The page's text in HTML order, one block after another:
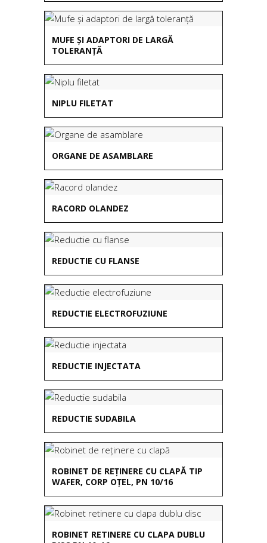
MUFE ȘI ADAPTORI DE LARGĂ
TOLERANȚĂ
NIPLU FILETAT
ORGANE DE ASAMBLARE
RACORD OLANDEZ
REDUCTIE CU FLANSE
REDUCTIE ELECTROFUZIUNE
REDUCTIE INJECTATA
REDUCTIE SUDABILA
ROBINET DE REȚINERE CU CLAPĂ TIP
WAFER, CORP OȚEL, PN 10/16
ROBINET RETINERE CU CLAPA DUBLU